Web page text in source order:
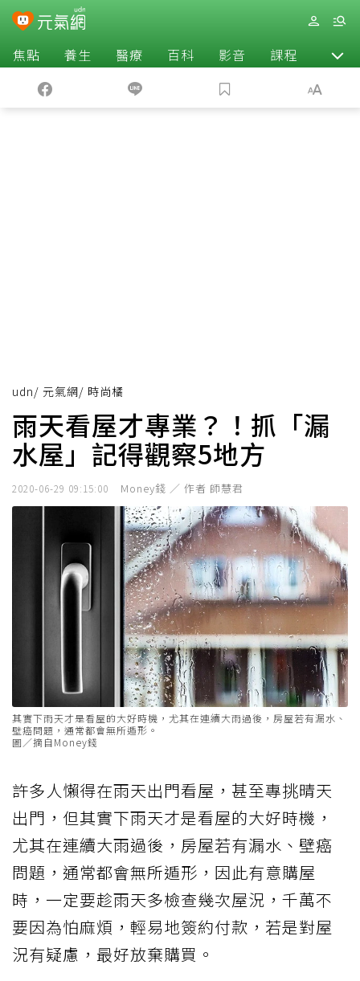
焦點 養生 醫療 百科 影音 課程 退休
udn/ 元氣網/ 時尚橘
雨天看屋才專業？！抓「漏
水屋」記得觀察5地方
2020-06-29 09:15:00 Money錢 ／ 作者 師慧君
其實下雨天才是看屋的大好時機，尤其在連續大雨過後，房屋若有漏水、
壁癌問題，通常都會無所遁形。
圖／摘自Money錢
許多人懶得在雨天出門看屋，甚至專挑晴天
出門，但其實下雨天才是看屋的大好時機，
尤其在連續大雨過後，房屋若有漏水、壁癌
問題，通常都會無所遁形，因此有意購屋
時，一定要趁雨天多檢查幾次屋況，千萬不
要因為怕麻煩，輕易地簽約付款，若是對屋
況有疑慮，最好放棄購買。